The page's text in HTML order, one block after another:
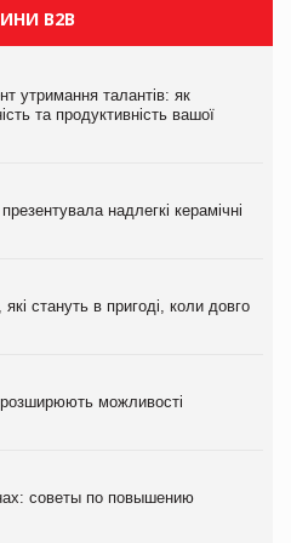
B2B
утримання талантів: як
та продуктивність вашої
надлегкі керамічні
стануть в пригоді, коли довго
можливості
советы по повышению